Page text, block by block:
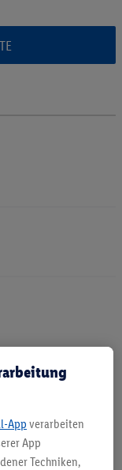
App verarbeiten
App
Techniken,